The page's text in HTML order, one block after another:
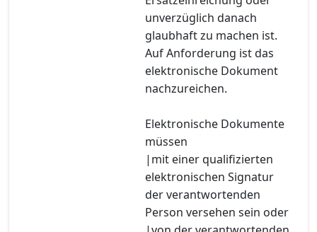
unverzüglich danach
glaubhaft zu machen ist.
Auf Anforderung ist das
elektronische Dokument
nachzureichen.
Elektronische Dokumente
müssen
|mit einer qualifizierten
elektronischen Signatur
der verantwortenden
Person versehen sein oder